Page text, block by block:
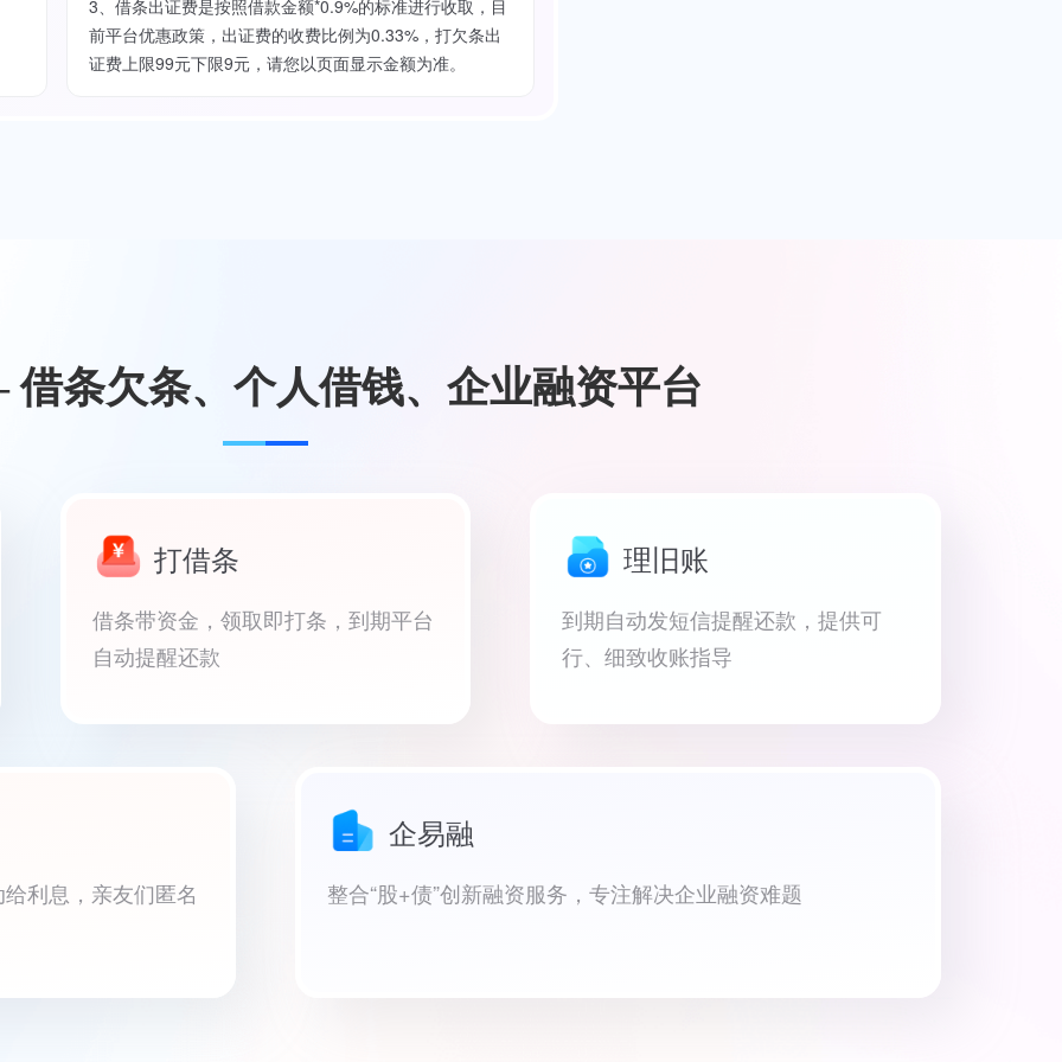
3、借条出证费是按照借款金额*0.9%的标准进行收取，目
前平台优惠政策，出证费的收费比例为0.33%，打欠条出
证费上限99元下限9元，请您以页面显示金额为准。
条欠条、个人借钱、企业融资平台
打借条
借条带资金，领取即打条，到期平台
自动提醒还款
理旧账
到期自动发短信提醒还款，提供可
行、细致收账指导
利息，亲友们匿名
企易融
整合“股+债”创新融资服务，专注解决企业融资难题